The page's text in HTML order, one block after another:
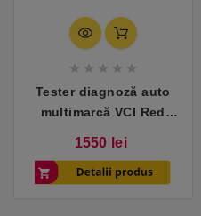
    
Tester diagnoză auto
multimarcă VCI Red
camioane
1550 lei